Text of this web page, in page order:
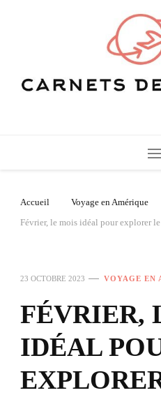
Accueil
Voyage en Amérique
Février, le mois idéal pour explorer
23 OCTOBRE 2023 VOYAGE EN
FÉVRIER,
IDÉAL